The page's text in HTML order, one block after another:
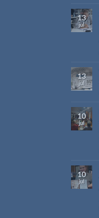
13
jul
13
jul
10
jul
10
jul